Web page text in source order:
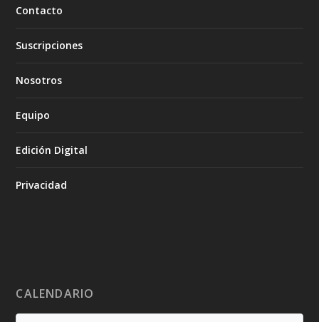
Contacto
Suscripciones
Nosotros
Equipo
Edición Digital
Privacidad
CALENDARIO